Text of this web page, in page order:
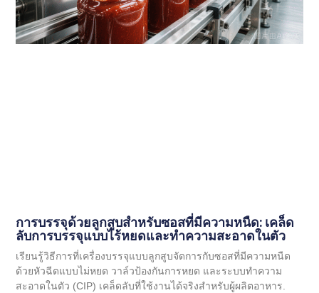
การบรรจุด้วยลูกสูบสำหรับซอสที่มีความหนืด: เคล็ด
ลับการบรรจุแบบไร้หยดและทำความสะอาดในตัว
เรียนรู้วิธีการที่เครื่องบรรจุแบบลูกสูบจัดการกับซอสที่มีความหนืด
ด้วยหัวฉีดแบบไม่หยด วาล์วป้องกันการหยด และระบบทำความ
สะอาดในตัว (CIP) เคล็ดลับที่ใช้งานได้จริงสำหรับผู้ผลิตอาหาร.